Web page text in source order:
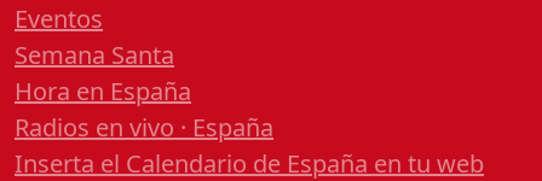
Eventos
Semana Santa
Hora en España
Radios en vivo · España
Inserta el Calendario de España en tu web